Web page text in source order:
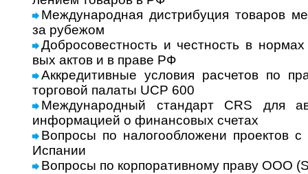
Международная дистрибуция товаров
за рубе­жом
Добросовестность и честность в
вых актов и в праве РФ
Аккредитивные условия расчетов по
тор­го­вой палаты UCP 600
Международный стандарт CRS для
инфор­ма­цией о финан­со­вых счетах
Вопросы по налогообложени проектов с
Испании
Вопросы по корпоративному праву ООО